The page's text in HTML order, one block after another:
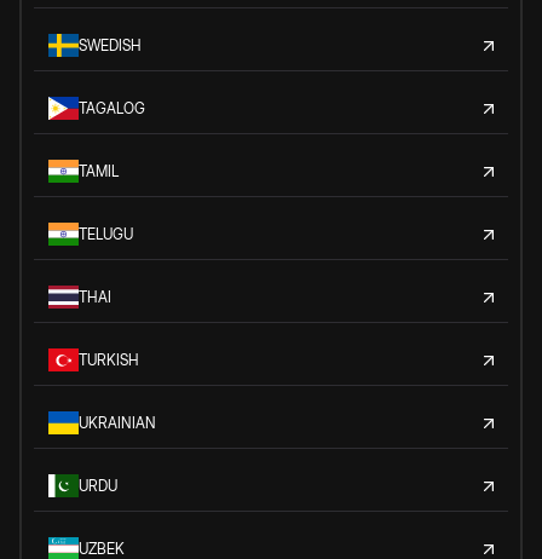
SWEDISH
TAGALOG
TAMIL
TELUGU
THAI
TURKISH
UKRAINIAN
URDU
UZBEK